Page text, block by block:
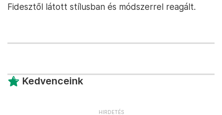
Fidesztől látott stílusban és módszerrel reagált.
Kedvenceink